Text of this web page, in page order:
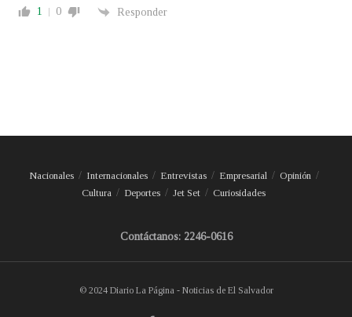
1 0 Responder
Nacionales Internacionales Entrevistas Empresarial
Opinión
Cultura
Deportes Jet Set Curiosidades
Contáctanos: 2246-0616
© 2024 Diario La Página - Noticias de El Salvador